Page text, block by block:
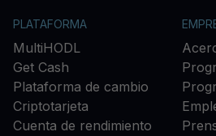
PLATAFORMA
MultiHODL
Get Cash
Plataforma de cambio
Criptotarjeta
Cuenta de rendimiento